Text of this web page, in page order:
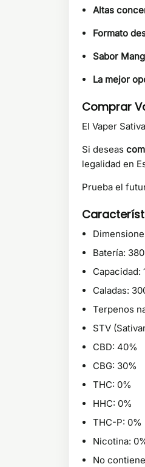
Altas
Formato
Sabor
La mejor
Comprar
El Vaper
Si deseas
legalidad en
Prueba el
Batería:
Capacidad:
Caladas:
Terpenos
STV
CBD: 40%
CBG: 30%
THC: 0%
HHC: 0%
THC-P: 0%
Nicotina:
No